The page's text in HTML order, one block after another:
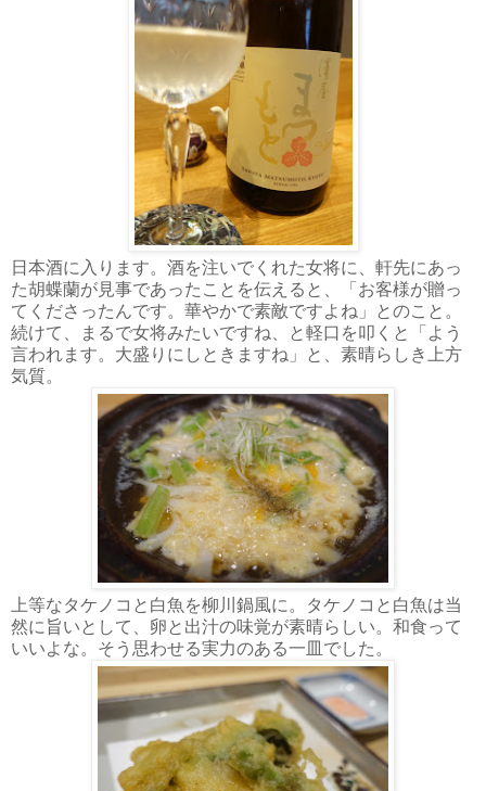
日本酒に入ります。酒を注いでくれた女将に、軒先にあっ
た胡蝶蘭が見事であったことを伝えると、「お客様が贈っ
てくださったんです。華やかで素敵ですよね」とのこと。
続けて、まるで女将みたいですね、と軽口を叩くと「よう
言われます。大盛りにしときますね」と、素晴らしき上方
気質。
上等なタケノコと白魚を柳川鍋風に。タケノコと白魚は当
然に旨いとして、卵と出汁の味覚が素晴らしい。和食って
いいよな。そう思わせる実力のある一皿でした。